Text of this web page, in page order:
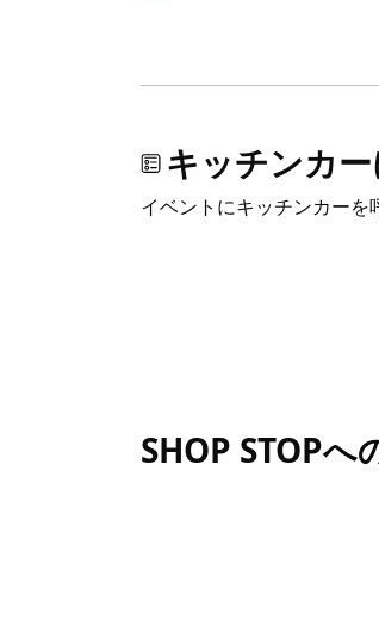
キッチンカ
イベントにキッチンカー
SHOP STOPへ